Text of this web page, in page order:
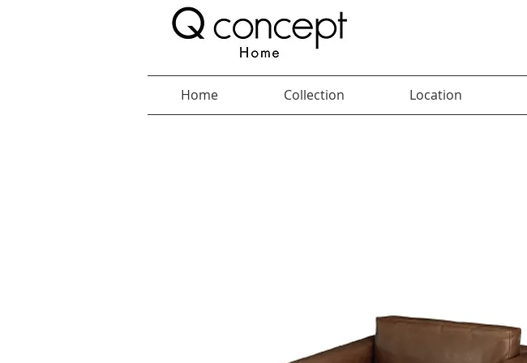
Home Collection Location